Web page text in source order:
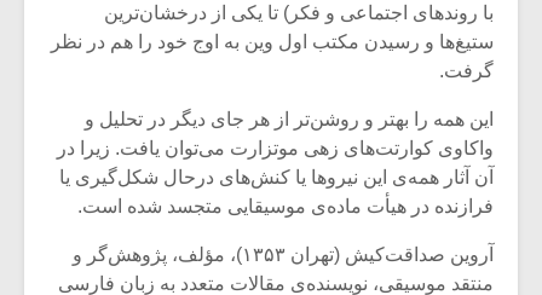
با روندهای اجتماعی و فکر) تا یکی از درخشان‌ترین
ستیغ‌ها و رسیدن مکتب اول وین به اوج خود را هم در نظر
گرفت.
این همه را بهتر و روشن‌تر از هر جای دیگر در تحلیل و
واکاوی کوارتت‌های زهی موتزارت می‌توان یافت. زیرا در
آن آثار همه‌ی این نیروها یا کنش‌های درحال شکل‌گیری یا
فرازنده در هیأت ماده‌ی موسیقایی متجسد شده است.
آروین صداقت‌کیش (تهران ۱۳۵۳)، مؤلف، پژوهش‌گر و
منتقد موسیقی، نویسنده‌ی مقالات متعدد به زبان فارسی
متن فیلم «متری
شیش و نیم»
اگر نمی توانی
بدنام ترین باش
برگزار